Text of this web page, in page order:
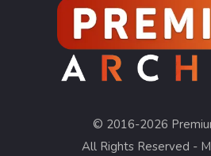
© 2016-2026
All Rights Reserved -